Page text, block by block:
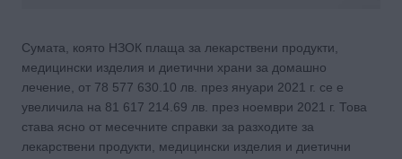
Сумата, която НЗОК плаща за лекарствени продукти,
медицински изделия и диетични храни за домашно
лечение, от 78 577 630.10 лв. през януари 2021 г. се е
увеличила на 81 617 214.69 лв. през ноември 2021 г. Това
става ясно от месечните справки за разходите за
лекарствени продукти, медицински изделия и диетични